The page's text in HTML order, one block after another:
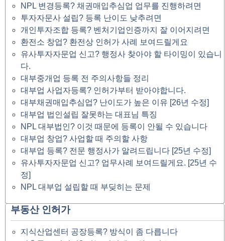
NPL 변경등록? 채권매입추심업 업무를 진행하려면
투자자문사 설립? 등록 난이도 낮추려면
개인투자조합 등록? 벤처기업인증까지 잘 이어지려면
환전소 창업? 환전상 인허가 사례 보여드릴게요
유사투자자문업 신고? 행정사 찾아야 할 타이밍이 있습니
다.
대부중개업 등록 전 주의사항들 정리
대부업 사업자등록? 인허가부터 받아야합니다.
대부채권매입추심업? 난이도가 높은 이유 [26년 수정]
대부업 법인설립 잘못하는 대표님 특징
NPL 대부법인? 이것 때문에 등록이 안될 수 있습니다
대부업 창업? 사업할 때 주의할 사항
대부업 등록? 전문 행정사가 알려드립니다 [25년 수정]
유사투자자문업 신고? 업무사례 보여드릴게요. [25년 수
정]
NPL 대부업 설립할 때 부딪히는 문제
부동산 인허가
지식산업센터 공장등록? 방식이 좀 다릅니다